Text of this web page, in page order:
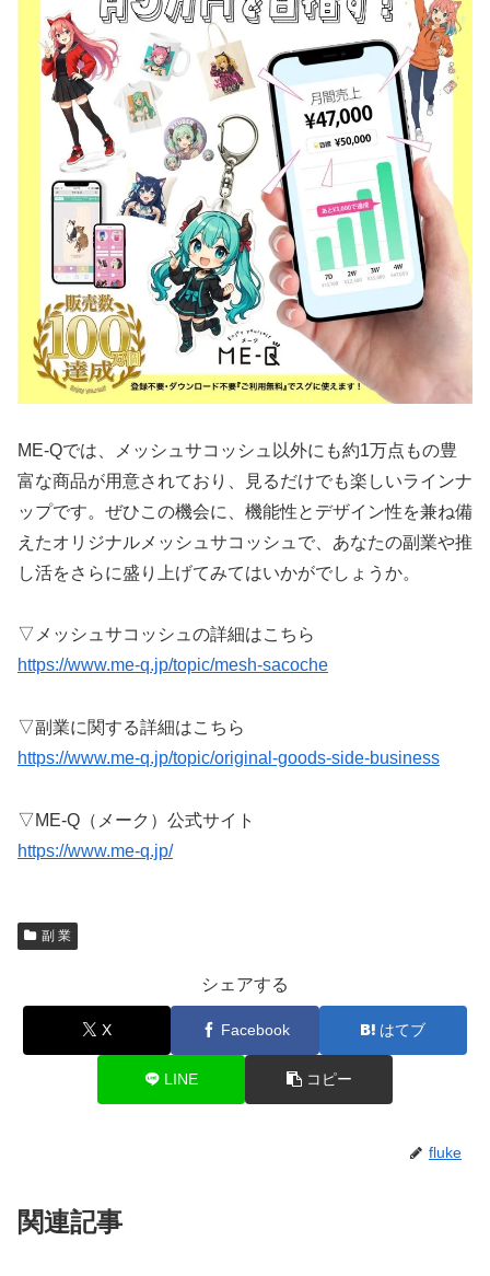
ME-Qでは、メッシュサコッシュ以外にも約1万点もの豊
富な商品が用意されており、見るだけでも楽しいラインナ
ップです。ぜひこの機会に、機能性とデザイン性を兼ね備
えたオリジナルメッシュサコッシュで、あなたの副業や推
し活をさらに盛り上げてみてはいかがでしょうか。
▽メッシュサコッシュの詳細はこちら
https://www.me-q.jp/topic/mesh-sacoche
▽副業に関する詳細はこちら
https://www.me-q.jp/topic/original-goods-side-business
▽ME-Q（メーク）公式サイト
https://www.me-q.jp/
副 業
シェアする
X Facebook はてブ
LINE コピー
fluke
関連記事